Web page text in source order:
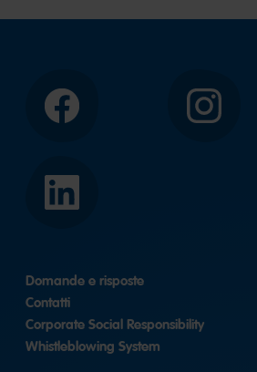
Facebook Instagram
LinkedIn
Domande e risposte
Contatti
Corporate Social Responsibility
Whistleblowing System